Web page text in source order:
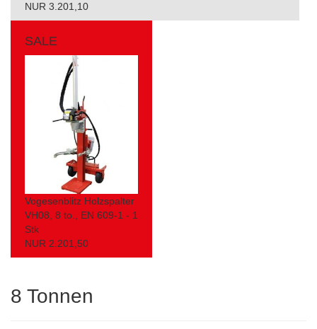
NUR 3.201,10
SALE
Vogesenblitz Holzspalter
VH08, 8 to., EN 609-1 - 1
Stk
NUR 2.201,50
8 Tonnen